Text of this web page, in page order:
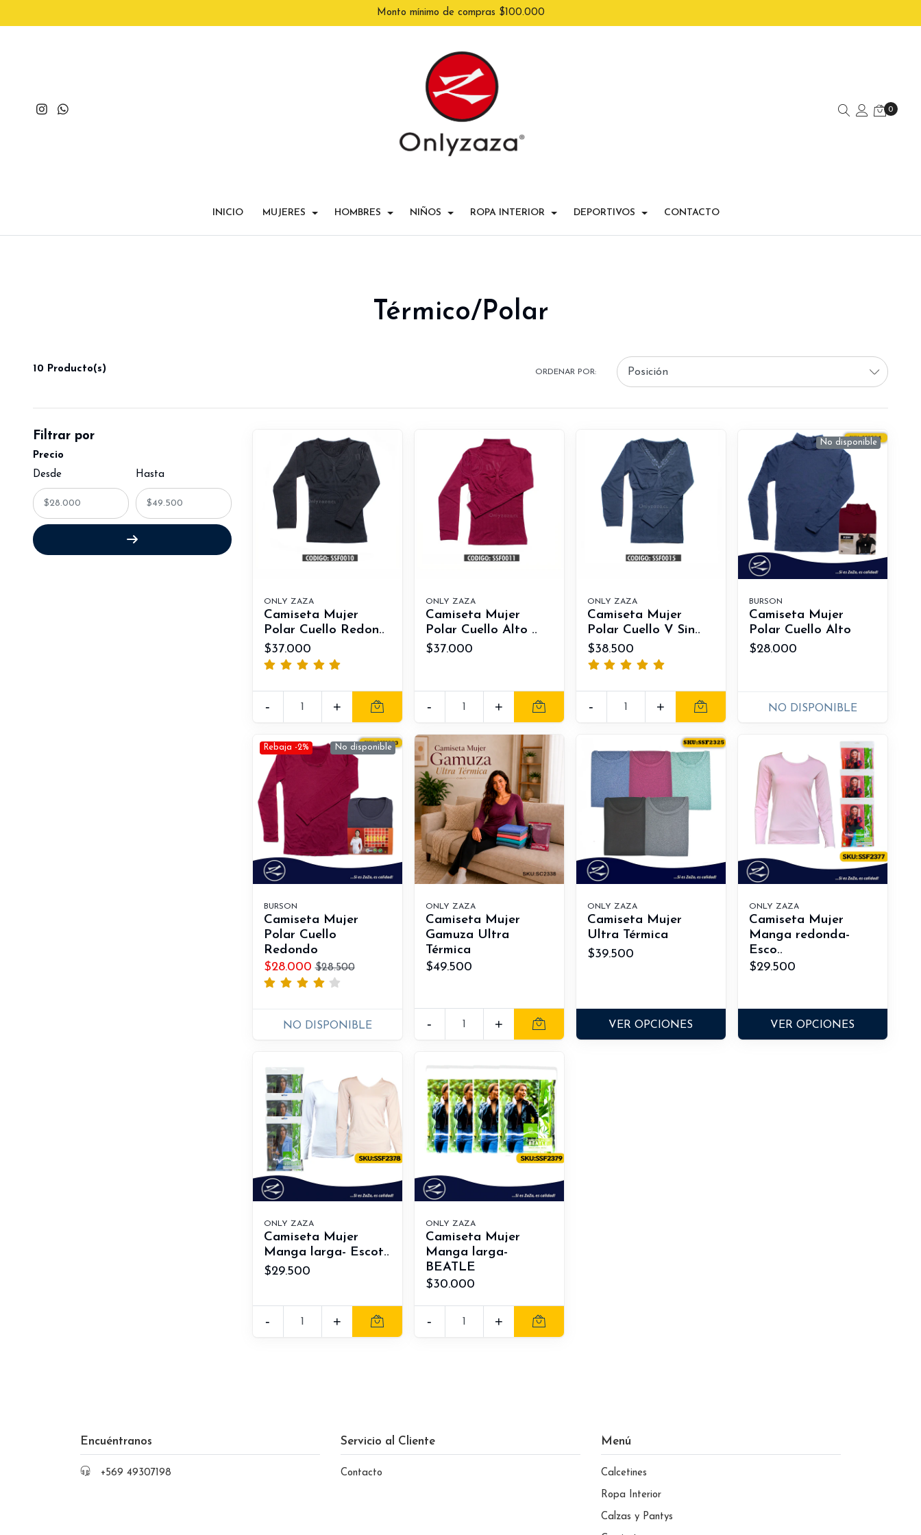
Monto mínimo de compras $100.000
0
INICIO MUJERES HOMBRES NIÑOS ROPA INTERIOR DEPORTIVOS CONTACTO
Térmico/Polar
10 Producto(s) ORDENAR POR:
Filtrar por
Precio
Desde
Hasta
ONLY ZAZA
Camiseta Mujer
Polar Cuello Redon..
$37.000
- +
ONLY ZAZA
Camiseta Mujer
Polar Cuello Alto ..
$37.000
- +
ONLY ZAZA
Camiseta Mujer
Polar Cuello V Sin..
$38.500
- +
No disponible
BURSON
Camiseta Mujer
Polar Cuello Alto
$28.000
NO DISPONIBLE
Rebaja -2% No disponible
BURSON
Camiseta Mujer
Polar Cuello
Redondo
$28.000 $28.500
NO DISPONIBLE
ONLY ZAZA
Camiseta Mujer
Gamuza Ultra
Térmica
$49.500
- +
ONLY ZAZA
Camiseta Mujer
Ultra Térmica
$39.500
VER OPCIONES
ONLY ZAZA
Camiseta Mujer
Manga redonda-
Esco..
$29.500
VER OPCIONES
ONLY ZAZA
Camiseta Mujer
Manga larga- Escot..
$29.500
- +
ONLY ZAZA
Camiseta Mujer
Manga larga-
BEATLE
$30.000
- +
Encuéntranos
+569 49307198
Servicio al Cliente
Contacto
Menú
Calcetines
Ropa Interior
Calzas y Pantys